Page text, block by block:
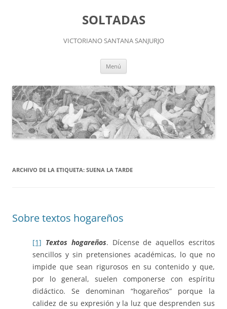
SOLTADAS
VICTORIANO SANTANA SANJURJO
Menú
ARCHIVO DE LA ETIQUETA: SUENA LA TARDE
Sobre textos hogareños
[1] Textos hogareños. Dícense de aquellos escritos
sencillos y sin pretensiones académicas, lo que no
impide que sean rigurosos en su contenido y que,
por lo general, suelen componerse con espíritu
didáctico. Se denominan “hogareños” porque la
calidez de su expresión y la luz que desprenden sus